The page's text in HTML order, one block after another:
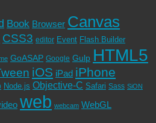
Book Browser Canvas
CSS3 editor Event Flash Builder
GoASAP Google Gulp HTML5
iOS iPad iPhone
Node.js Objective-C Safari Sass SiON
web webcam WebGL